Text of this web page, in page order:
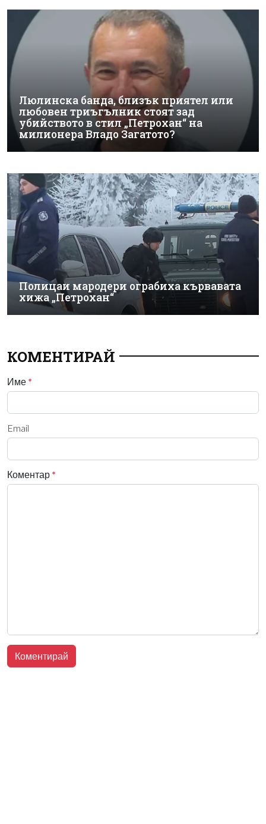
Люлинска банда, близък приятел или
любовен триъгълник стоят зад
убийството в стил „Петрохан“ на
милионера Владо Загатото?
Полицаи мародери ограбиха кървавата
хижа „Петрохан“
КОМЕНТИРАЙ
Име *
Email
Коментар *